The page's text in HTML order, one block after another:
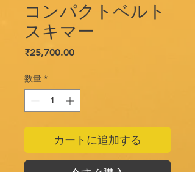
コンパクトベルト
スキマー
₹25,700.00価
数量 *
カートに追加する